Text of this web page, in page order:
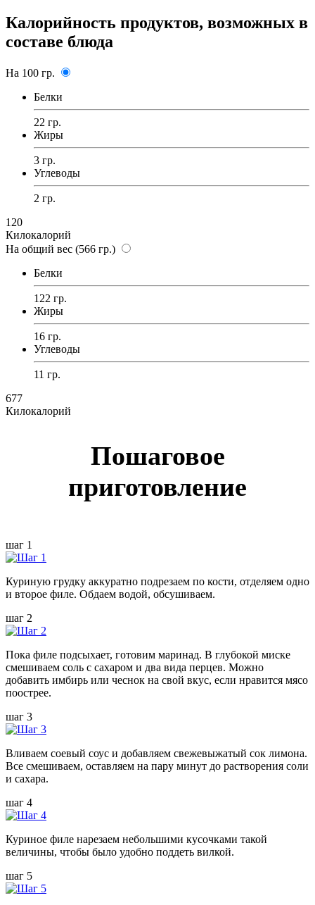
Калорийность продуктов, возможных в
составе блюда
На 100 гр.
Белки
22 гр.
Жиры
3 гр.
Углеводы
2 гр.
120
Килокалорий
На общий вес (566 гр.)
Белки
122 гр.
Жиры
16 гр.
Углеводы
11 гр.
677
Килокалорий
Пошаговое
приготовление
шаг 1
Куриную грудку аккуратно подрезаем по кости, отделяем одно
и второе филе. Обдаем водой, обсушиваем.
шаг 2
Пока филе подсыхает, готовим маринад. В глубокой миске
смешиваем соль с сахаром и два вида перцев. Можно
добавить имбирь или чеснок на свой вкус, если нравится мясо
поострее.
шаг 3
Вливаем соевый соус и добавляем свежевыжатый сок лимона.
Все смешиваем, оставляем на пару минут до растворения соли
и сахара.
шаг 4
Куриное филе нарезаем небольшими кусочками такой
величины, чтобы было удобно поддеть вилкой.
шаг 5